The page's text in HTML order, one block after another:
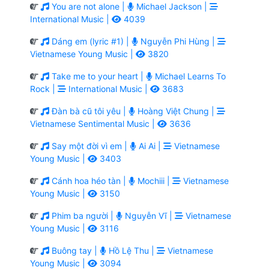
You are not alone |
Michael Jackson |
International Music |
4039
Dáng em (lyric #1) |
Nguyễn Phi Hùng |
Vietnamese Young Music |
3820
Take me to your heart |
Michael Learns To
Rock |
International Music | 3683
Đàn bà cũ tôi yêu |
Hoàng Việt Chung |
Vietnamese Sentimental Music |
3636
Say một đời vì em | Ai Ai |
Vietnamese
Young Music |
3403
Cánh hoa héo tàn | Mochiii |
Vietnamese
Young Music |
3150
Phim ba người | Nguyễn Vĩ |
Vietnamese
Young Music |
3116
Buông tay | Hồ Lệ Thu |
Vietnamese
Young Music |
3094